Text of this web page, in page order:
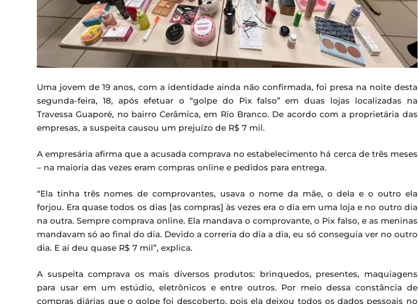
Uma jovem de 19 anos, com a identidade ainda não confirmada, foi presa na noite desta
segunda-feira, 18, após efetuar o “golpe do Pix falso” em duas lojas localizadas na
Travessa Guaporé, no bairro Cerâmica, em Rio Branco. De acordo com a proprietária das
empresas, a suspeita causou um prejuízo de R$ 7 mil.
A empresária afirma que a acusada comprava no estabelecimento há cerca de três meses
– na maioria das vezes eram compras online e pedidos para entrega.
“Ela tinha três nomes de comprovantes, usava o nome da mãe, o dela e o outro ela
forjou. Era quase todos os dias [as compras] às vezes era o dia em uma loja e no outro dia
na outra. Sempre comprava online. Ela mandava o comprovante, o Pix falso, e as meninas
mandavam só ao final do dia. Devido a correria do dia a dia, eu só conseguia ver no outro
dia. E aí deu quase R$ 7 mil”, explica.
A suspeita comprava os mais diversos produtos: brinquedos, presentes, maquiagens
para usar em um estúdio, eletrônicos e entre outros. Por meio dessa constância de
compras diárias que o golpe foi descoberto, pois ela deixou todos os dados pessoais no